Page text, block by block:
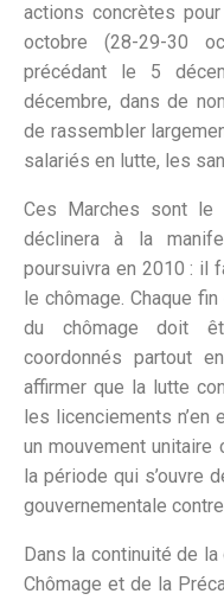
actions concrètes
octobre (28-29-30
précédant le 5
décembre, dans de
de rassembler
salariés en lutte, les
Ces Marches sont le
déclinera à la
poursuivra en 2010 : il
le chômage. Chaque
du chômage doit
coordonnés partout
affirmer que la lutte
les licenciements n’en
un mouvement unitaire
la période qui s’ouvre
gouvernementale
Dans la continuité de
Chômage et de la